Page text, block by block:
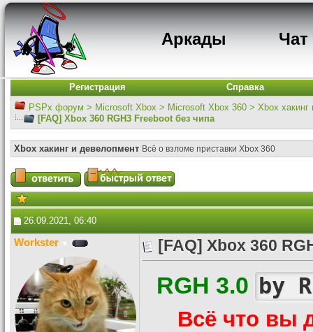
Аркады Чат
Регистрация
Справка
PSPx форум > Microsoft Xbox > Microsoft Xbox 360 > Xbox
[FAQ] Xbox 360 RGH3 Freeboot без чипа
Xbox хакинг и девелопмент Всё о взломе приставки Xbox 360
26.09.2021, 06:40
Workster [FAQ] Xbox 360
RGH 3.0 by
Всё что вы